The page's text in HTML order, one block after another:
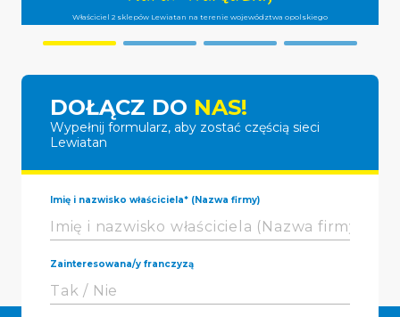
Właściciel 2 sklepów Lewiatan na terenie województwa opolskiego
DOŁĄCZ DO NAS!
Wypełnij formularz, aby zostać częścią sieci
Lewiatan
Imię i nazwisko właściciela* (Nazwa firmy)
Zainteresowana/y franczyzą